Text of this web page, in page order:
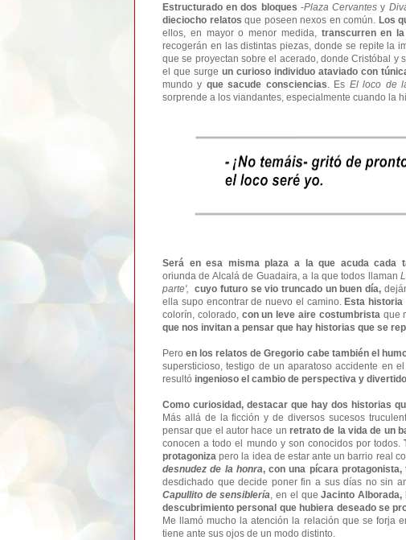
Estructurado en dos bloques -Plaza Cervantes y
dieciocho relatos que poseen nexos en común. Los
ellos, en mayor o menor medida, transcurren en
recogerán en las distintas piezas, donde se repite la
que se proyectan sobre el acerado, donde Cristóbal y
el que surgeun curioso individuo ataviado con
mundo y que sacude consciencias . Es El loco de
sorprende a los viandantes, especialmente cuando la
Será en esa misma plaza a la que acuda cada
oriunda de Alcalá de Guadaira, a la que todos llaman
parte',
cuyo futuro se vio truncado un buen día,
ella supo encontrar de nuevo el camino.Esta historia
colorín, colorado, con un leve aire costumbrista que
que nos invitan a pensar que hay historias que se
Peroen los relatos de Gregorio cabe también el
supersticioso, testigo de un aparatoso accidente en
resultó ingenioso el cambio de perspectiva y
Como curiosidad, destacar que hay dos historias
Más allá de la ficción y de diversos sucesos
pensar que el autor hace un retrato de la vida de un
conocen a todo el mundo y son conocidos por todos.
protagoniza pero la idea de estar ante un barrio real
desnudez de la honra, con una pícara
desdichado que decide poner fin a sus días no sin
Capullito de sensiblería , en el queJacinto Alborada,
descubrimiento personal que hubiera deseado se
Me llamó mucho la atención la relación que se forja
tiene ante sus ojos de un modo distinto.